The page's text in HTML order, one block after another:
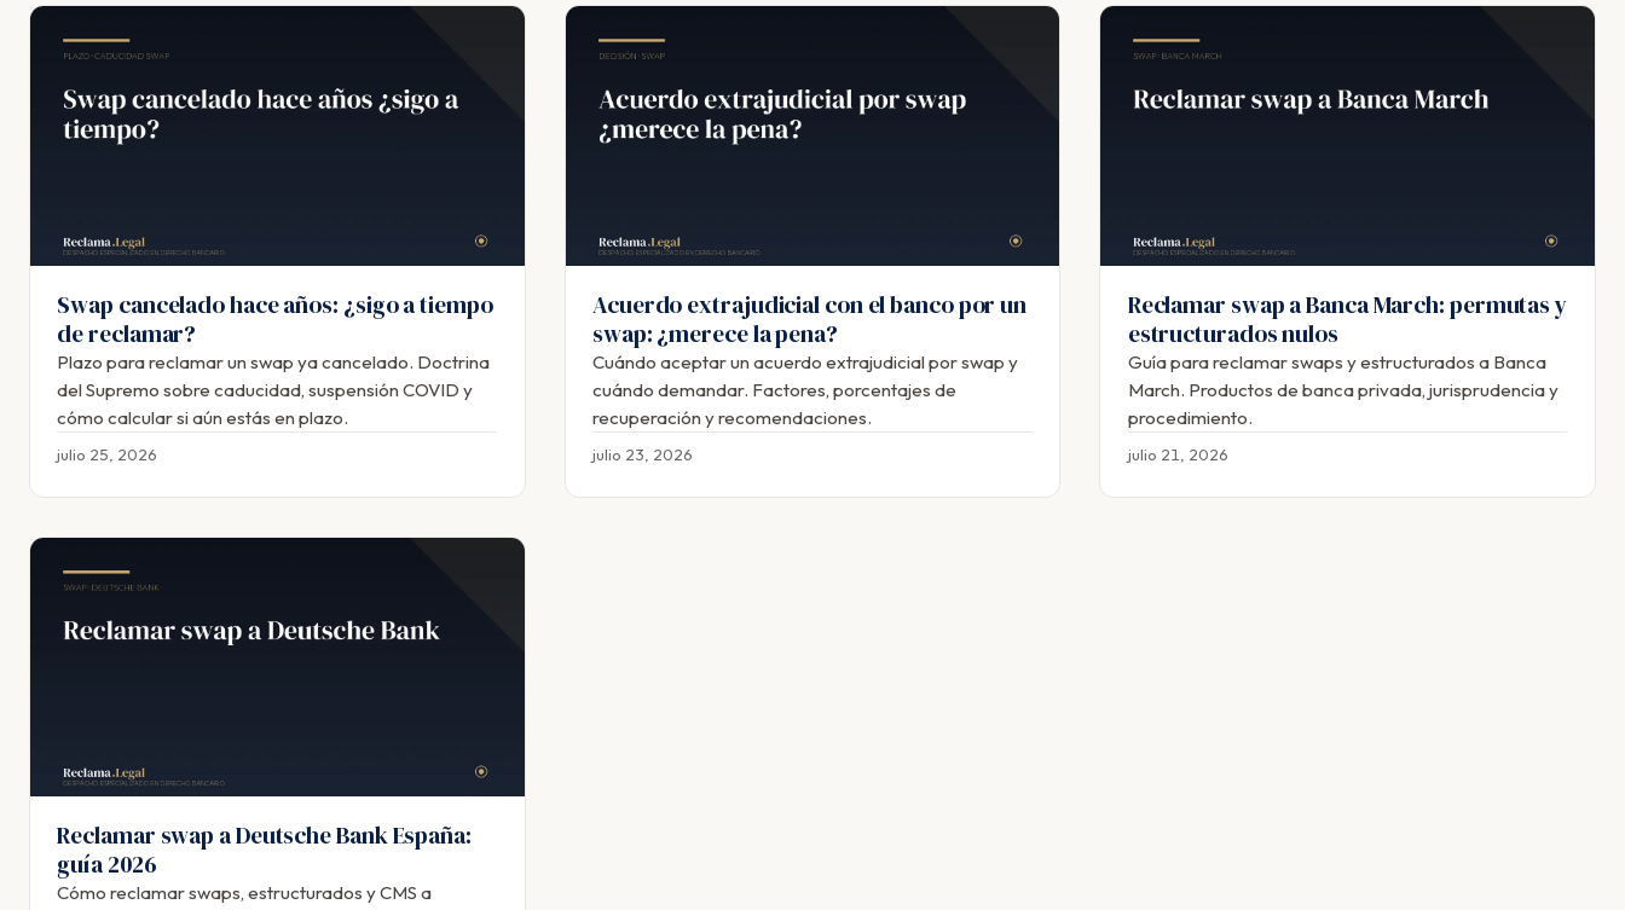
Swap cancelado hace años: ¿sigo a tiempo
de reclamar?
Plazo para reclamar un swap ya cancelado. Doctrina
del Supremo sobre caducidad, suspensión COVID y
cómo calcular si aún estás en plazo.
julio 25, 2026
Acuerdo extrajudicial con el banco por un
swap: ¿merece la pena?
Cuándo aceptar un acuerdo extrajudicial por swap y
cuándo demandar. Factores, porcentajes de
recuperación y recomendaciones.
julio 23, 2026
Reclamar swap a Banca March: permutas y
estructurados nulos
Guía para reclamar swaps y estructurados a Banca
March. Productos de banca privada, jurisprudencia y
procedimiento.
julio 21, 2026
Reclamar swap a Deutsche Bank España:
guía 2026
Cómo reclamar swaps, estructurados y CMS a